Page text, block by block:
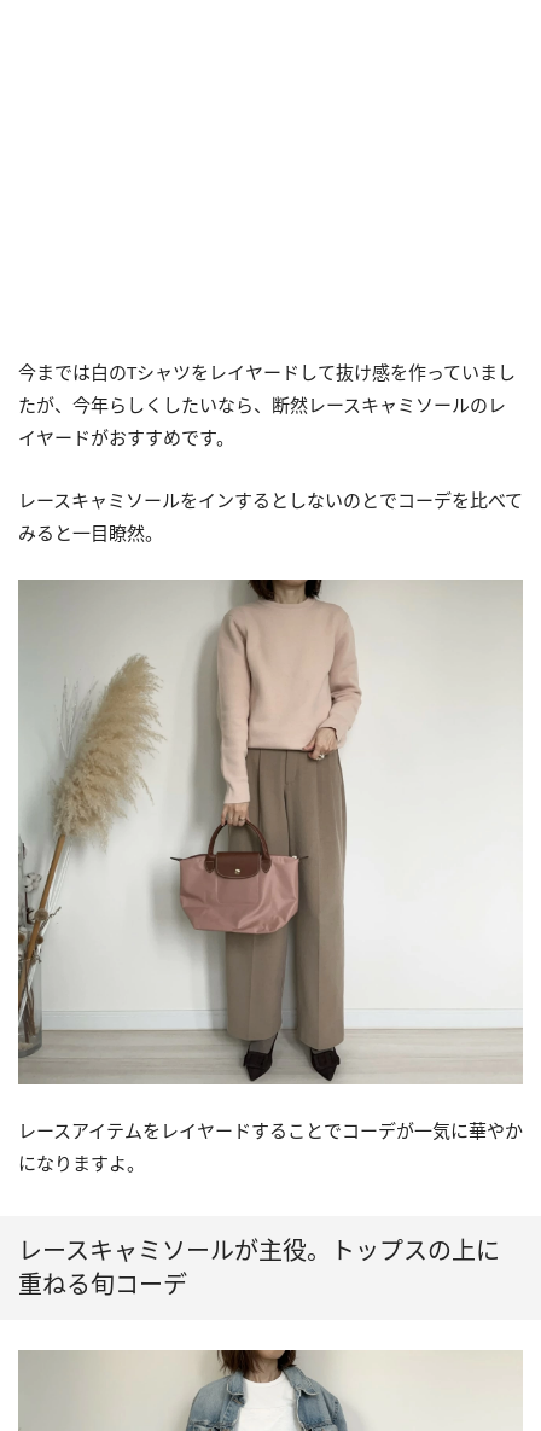
今までは白のTシャツをレイヤードして抜け感を作っていまし
たが、今年らしくしたいなら、断然レースキャミソールのレ
イヤードがおすすめです。
レースキャミソールをインするとしないのとでコーデを比べて
みると一目瞭然。
レースアイテムをレイヤードすることでコーデが一気に華やか
になりますよ。
レースキャミソールが主役。トップスの上に
重ねる旬コーデ